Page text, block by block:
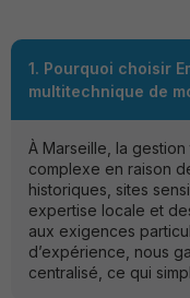
1. Pourquoi choisir
multitechnique de
À Marseille, la
complexe en raison
historiques, sites
expertise locale et
aux exigences
d’expérience, nous
centralisé, ce qui